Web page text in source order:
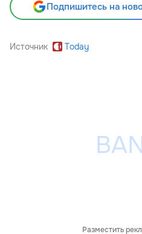
Подпишитесь на
Источник Today
Разместить